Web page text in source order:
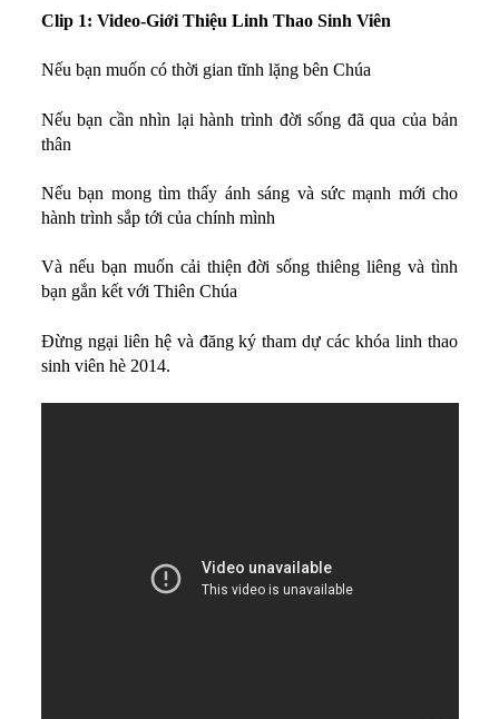
Hình Ảnh
Cách Cầu Nguyện
Phương Pháp CN, Xét Mình
Được Làm Môn Đệ
Trên Đường LBTM
Khóa HD Linh hướng
Clip 1: Video-Giới Thiệu Linh Thao Sinh Viên
Nếu bạn muốn có thời gian tĩnh lặng bên Chúa
Nếu bạn cần nhìn lại hành trình đời sống đã qua của bản
thân
Nếu bạn mong tìm thấy ánh sáng và sức mạnh mới cho
hành trình sắp tới của chính mình
Và nếu bạn muốn cải thiện đời sống thiêng liêng và tình
bạn gắn kết với Thiên Chúa
Đừng ngại liên hệ và đăng ký tham dự các khóa linh thao
sinh viên hè 2014.